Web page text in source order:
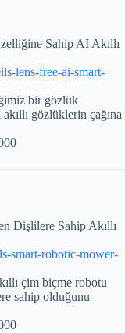
Sahip AI Akıllı
lens-free-ai-smart-
bir gözlük
gözlüklerin çağına
Dişlilere Sahip Akıllı
smart-robotic-mower-
çim biçme robotu
sahip olduğunu